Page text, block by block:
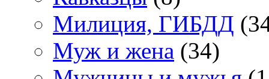
Милиция, ГИБДД
Муж и жена (34)